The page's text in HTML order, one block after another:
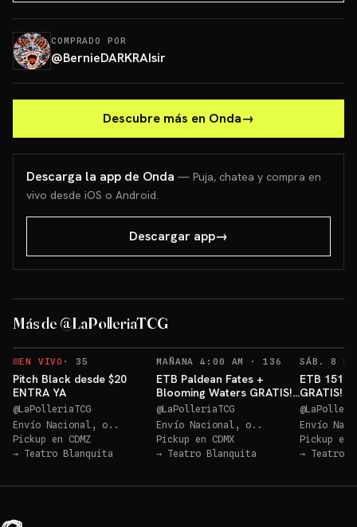
COMPRADO POR
@BernieDARKRAIsir
Descubre más en Onda→
Descarga la app de Onda — Puja, chatea y compra en
vivo desde iOS o Android.
Descargar app→
Más de @LaPolleriaTCG
EN VIVO · 35
Pitch Black desde $20
ENTRA YA
@LaPolleriaTCG
Envío Nacional, o..
Pickup en CDMZ
→ Teatro Blanquita
MAÑANA 4:00 AM · 136
ETB Paldean Fates +
Blooming Waters GRATIS!
ENTRA YA
@LaPolleriaTCG
Envío Nacional, o..
Pickup en CDMX
→ Teatro Blanquita
ETB 151
GRATIS!
@
Envío
Pickup en
→ Teatro